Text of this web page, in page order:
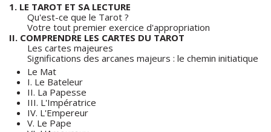
1. LE TAROT ET SA LECTURE
Qu'est-ce que le Tarot ?
Votre tout premier exercice d'appropriation
II. COMPRENDRE LES CARTES DU TAROT
Les cartes majeures
Significations des arcanes majeurs : le chemin initiatique
Le Mat
I. Le Bateleur
II. La Papesse
III. L'Impératrice
IV. L'Empereur
V. Le Pape